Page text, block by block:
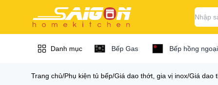
Danh mục Bếp Gas Bếp hồng ngoại
Trang chủ/Phụ kiện tủ bếp/Giá dao thớt, gia vị inox/Giá dao